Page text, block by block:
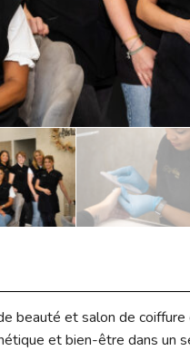
beauté et salon de coiffure
et bien-être dans un